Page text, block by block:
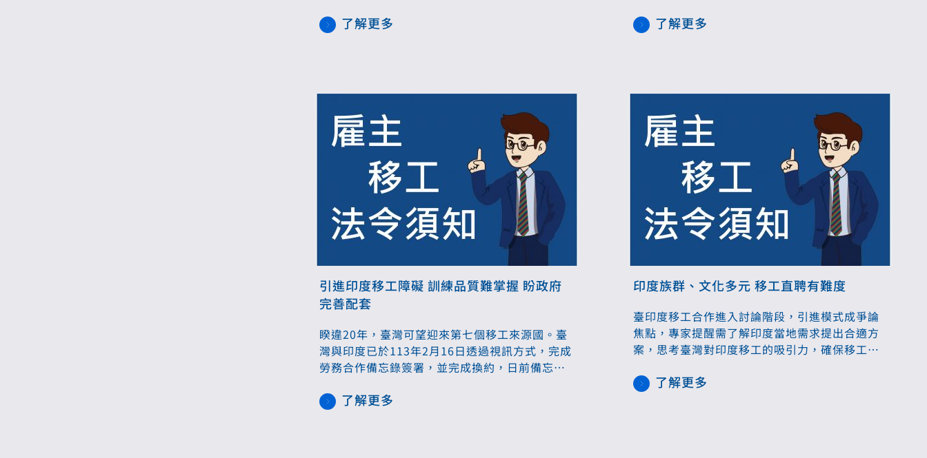
計畫的具體規劃，勞動部長何佩珊表示，初期試
檢、醫療、無證失聯相關費用如何處理。
了解更多
合作空間，除了科技廠需要移工，產業優勢對移
了解更多
引進印度移工障礙 訓練品質難掌握 盼政府
完善配套
睽違20年，臺灣可望迎來第七個移工來源國。臺
灣與印度已於113年2月16日透過視訊方式，完成
勞務合作備忘錄簽署，並完成換約，日前備忘錄
控，再加上引進新國籍的移工也會連帶營運成本
了解更多
印度族群、文化多元 移工直聘有難度
臺印度移工合作進入討論階段，引進模式成爭論
焦點，專家提醒需了解印度當地需求提出合適方
案，思考臺灣對印度移工的吸引力，確保移工來
諮詢會議，引進模式成為熱議焦點。民間團體多
了解更多